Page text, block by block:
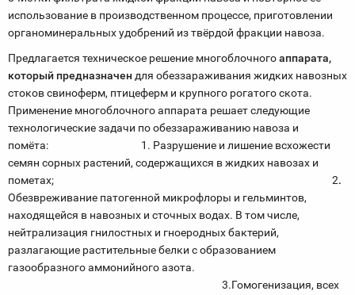
использование в производственном процессе, приготовлении
органоминеральных удобрений из твёрдой фракции навоза.
Предлагается техническое решение многоблочногоаппарата,
который предназначен для обеззараживания жидких навозных
стоков свиноферм, птицеферм и крупного рогатого скота.
Применение многоблочного аппарата решает следующие
технологические задачи по обеззараживанию навоза и
помёта: 1. Разрушение и лишение всхожести
семян сорных растений, содержащихся в жидких навозах и
пометах; 2.
Обезвреживание патогенной микрофлоры и гельминтов,
находящейся в навозных и сточных водах. В том числе,
нейтрализация гнилостных и гноеродных бактерий,
разлагающие растительные белки с образованием
газообразного аммонийного азота.
3.Гомогенизация, всех